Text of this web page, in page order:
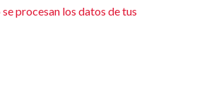
procesan los datos de tus